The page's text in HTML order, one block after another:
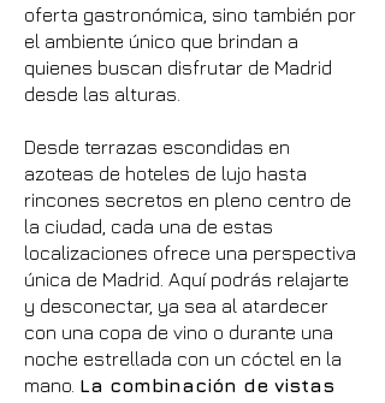
oferta gastronómica, sino también por
el ambiente único que brindan a
quienes buscan disfrutar de Madrid
desde las alturas.
Desde terrazas escondidas en
azoteas de hoteles de lujo hasta
rincones secretos en pleno centro de
la ciudad, cada una de estas
localizaciones ofrece una perspectiva
única de Madrid. Aquí podrás relajarte
y desconectar, ya sea al atardecer
con una copa de vino o durante una
noche estrellada con un cóctel en la
mano. La combinación de vistas